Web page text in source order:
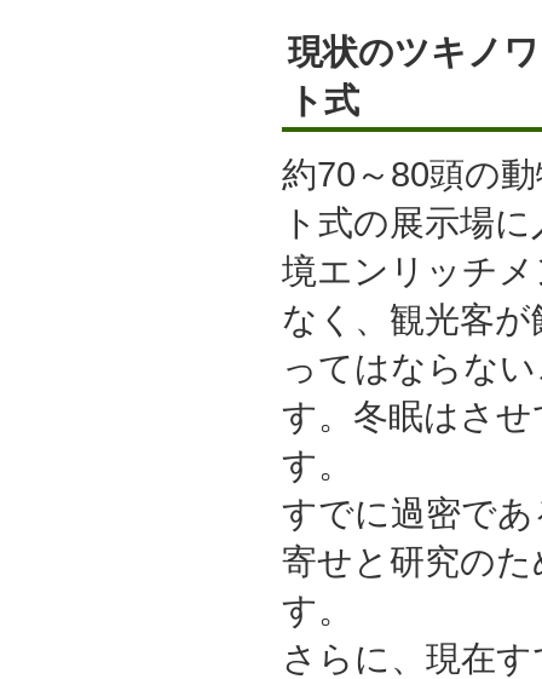
現状のツキノ
ト式
約70～80頭の
ト式の展示場
境エンリッチ
なく、観光客
ってはならな
す。冬眠はさ
す。
すでに過密で
寄せと研究の
す。
さらに、現在